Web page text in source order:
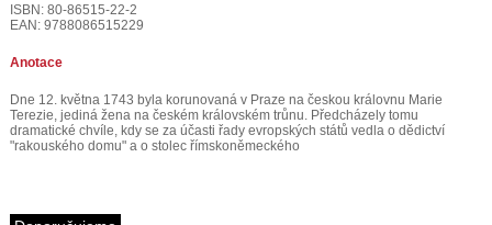
ISBN: 80-86515-22-2
EAN: 9788086515229
Anotace
Dne 12. května 1743 byla korunovaná v Praze na českou královnu Marie
Terezie, jediná žena na českém královském trůnu. Předcházely tomu
dramatické chvíle, kdy se za účasti řady evropských států vedla o dědictví
"rakouského domu" a o stolec římskoněmeckého